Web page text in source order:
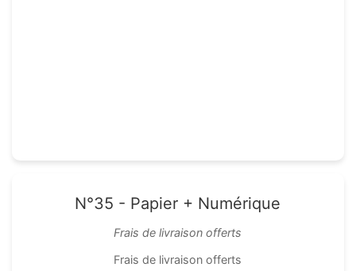
N°35 - Papier + Numérique
Frais de livraison offerts
Frais de livraison offerts